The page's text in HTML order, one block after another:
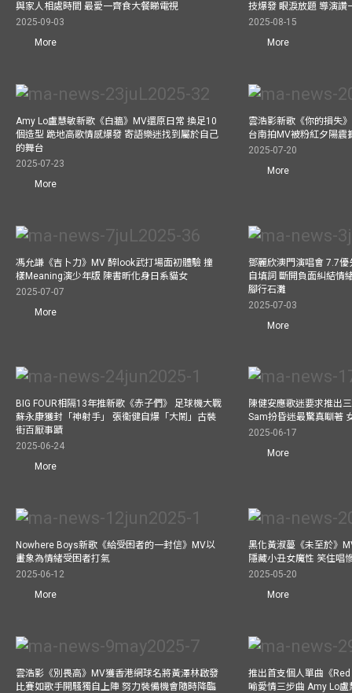
與家人相處時間 最愛一齊食大餐睇電視
2025-09-03
More
技爆發 眼淚放題 導演
2025-08-15
More
Amy Lo盧慧敏新歌《白牆》MV還原日常 換足10
個造型 跪地高歌情感爆發 寄語樂迷找到屬於自己
的舞台
2025-07-23
More
雲浩影新歌《你的損失
台南拍MV被粉紅夕陽震
2025-07-20
More
馮允謙《吉卜力》MV 醉look武打場面初體驗 撞
樣Meaning演少年版 陳書昕化身日系貓女
2025-07-07
More
鄧麗欣澳門演唱會 7.7
自填詞 斷開負面糾結情
腳行石灘
2025-07-03
More
BIG FOUR相隔13年推新歌《赤子們》 足球機大戰
蘇永康獲封「神射手」 張衞健自爆「大鬧」古裝
街百厭事蹟
2025-06-24
More
陳健安應歌迷要求推出
Sam扮昏迷最驚真瞓著
2025-06-17
More
Nowhere Boys新歌《給受困者的一封信》MV以
畫象為情緒受困者打氣
2025-06-12
More
黑化黃淑蔓《未至於》
隱藏小丑女魔性 笑住唱
2025-05-20
More
雲浩影《別畏高》MV獲香港網球名將黃澤林啟發
比賽如歌手開騷獨自上陣 努力裝備機會隨時降臨
推出首支個人單曲《
喻愛情三步曲 Amy Lo